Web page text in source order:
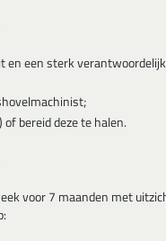
een sterk
of bereid deze te halen.
voor 7 maanden met